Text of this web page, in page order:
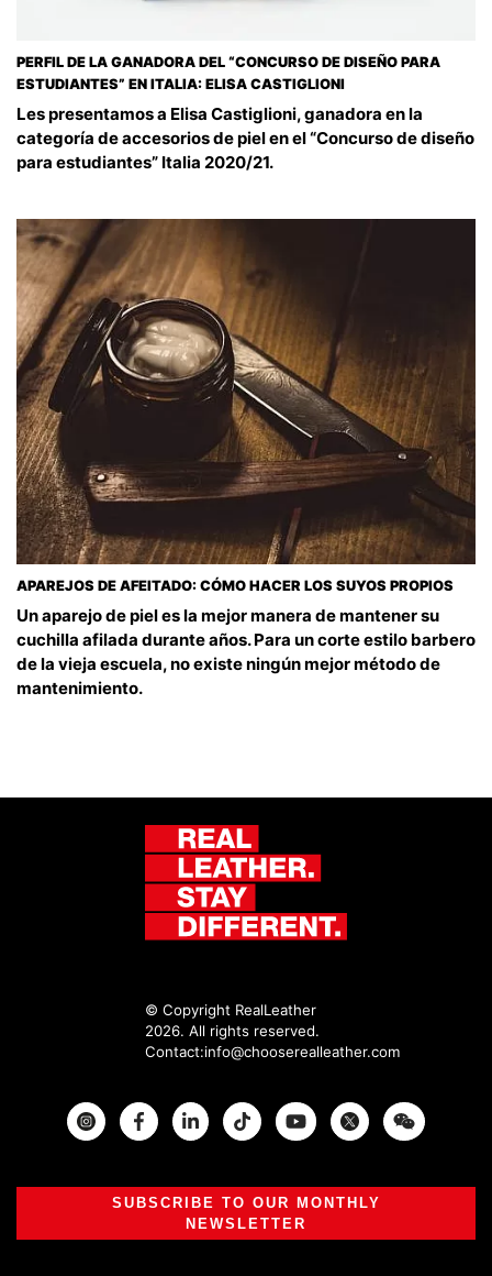
PERFIL DE LA GANADORA DEL “CONCURSO DE DISEÑO PARA
ESTUDIANTES” EN ITALIA: ELISA CASTIGLIONI
Les presentamos a Elisa Castiglioni, ganadora en la
categoría de accesorios de piel en el “Concurso de diseño
para estudiantes” Italia 2020/21.
APAREJOS DE AFEITADO: CÓMO HACER LOS SUYOS PROPIOS
Un aparejo de piel es la mejor manera de mantener su
cuchilla afilada durante años. Para un corte estilo barbero
de la vieja escuela, no existe ningún mejor método de
mantenimiento.
© Copyright RealLeather
2026. All rights reserved.
Contact:info@chooserealleather.com
InstagramFacebook Twitter
SUBSCRIBE TO OUR MONTHLY
NEWSLETTER